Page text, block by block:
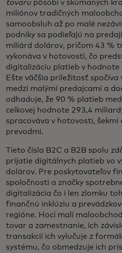
tovaru pôsobí v skúmaných
miliónov tradičných
samoobsluh až po malé
podniky sa podieľajú na
miliárd dolárov, pričom 43 %
vykonáva v hotovosti, čo
digitalizáciu platieb v
Ešte väčšia príležitosť spočíva
medzi malými predajcami a
odhaduje, že 90 % platieb
celkovej hodnote 293,4
spracováva v hotovosti, šekmi
prevodmi.
Tieto čísla B2C a B2B spolu
prijatie digitálnych platieb vo
dolárov. Pre poskytovateľov
spoločnosti a značky
digitalizácia čo i len zlomku
finančnú inklúziu a
regióne. Hoci malí
tovar a zamestnanie, ich
transakcií ich vylučuje z
systému, čo obmedzuje ich